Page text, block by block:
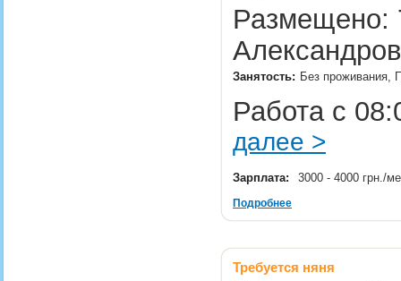
Размещено:
Занятость: Без проживания,
Работа с
далее >
Зарплата: 3000 - 4000 грн./
Подробнее
Требуется няня